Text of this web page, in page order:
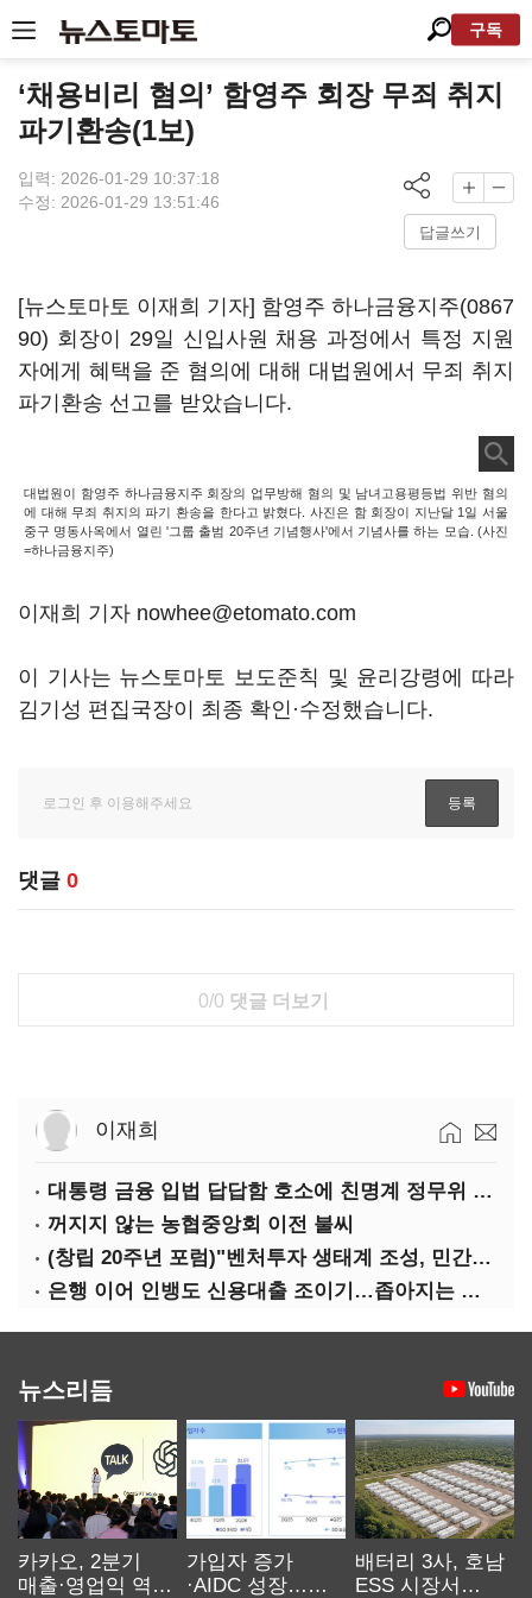
구독
‘채용비리 혐의’ 함영주 회장 무죄 취지
파기환송(1보)
입력: 2026-01-29 10:37:18
수정: 2026-01-29 13:51:46
답글쓰기
[뉴스토마토 이재희 기자] 함영주 하나금융지주(0867
90) 회장이 29일 신입사원 채용 과정에서 특정 지원
자에게 혜택을 준 혐의에 대해 대법원에서 무죄 취지
파기환송 선고를 받았습니다.
대법원이 함영주 하나금융지주 회장의 업무방해 혐의 및 남녀고용평등법 위반 혐의
에 대해 무죄 취지의 파기 환송을 한다고 밝혔다. 사진은 함 회장이 지난달 1일 서울
중구 명동사옥에서 열린 '그룹 출범 20주년 기념행사'에서 기념사를 하는 모습. (사진
=하나금융지주)
이재희 기자 nowhee@etomato.com
이 기사는 뉴스토마토 보도준칙 및 윤리강령에 따라
김기성 편집국장이 최종 확인·수정했습니다.
댓글 0
0/0 댓글 더보기
이재희
대통령 금융 입법 답답함 호소에 친명계 정무위 무더기 지원
꺼지지 않는 농협중앙회 이전 불씨
(창립 20주년 포럼)"벤처투자 생태계 조성, 민간자본이 주도해야"
은행 이어 인뱅도 신용대출 조이기…좁아지는 급전 창구
뉴스리듬
카카오, 2분기
매출·영업익 역대
가입자 증가
·AIDC 성장…
배터리 3사, 호남
ESS 시장서